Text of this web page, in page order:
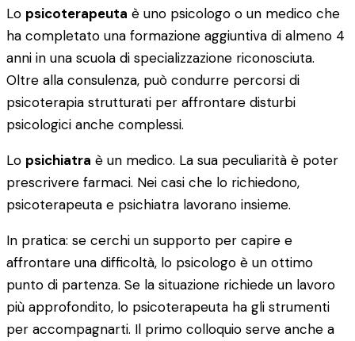
Lo psicoterapeuta è uno psicologo o un medico che
ha completato una formazione aggiuntiva di almeno 4
anni in una scuola di specializzazione riconosciuta.
Oltre alla consulenza, può condurre percorsi di
psicoterapia strutturati per affrontare disturbi
psicologici anche complessi.
Lo psichiatra è un medico. La sua peculiarità è poter
prescrivere farmaci. Nei casi che lo richiedono,
psicoterapeuta e psichiatra lavorano insieme.
In pratica: se cerchi un supporto per capire e
affrontare una difficoltà, lo psicologo è un ottimo
punto di partenza. Se la situazione richiede un lavoro
più approfondito, lo psicoterapeuta ha gli strumenti
per accompagnarti. Il primo colloquio serve anche a